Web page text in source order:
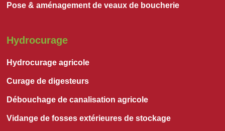
Pose & aménagement de veaux de boucherie
Hydrocurage
Hydrocurage agricole
Curage de digesteurs
Débouchage de canalisation agricole
Vidange de fosses extérieures de stockage